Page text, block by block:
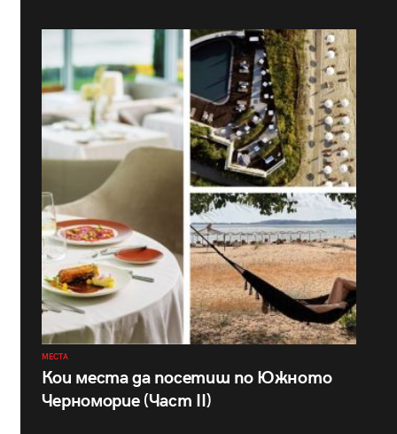
МЕСТА
Кои места да посетиш по Южното
Черноморие (Част II)